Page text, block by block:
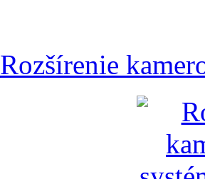
Rozšírenie